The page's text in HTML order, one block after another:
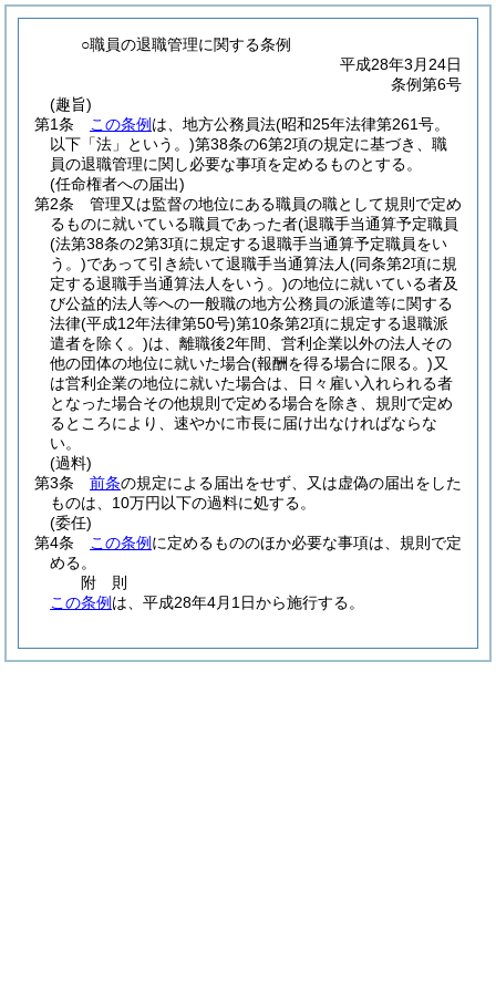
○職員の退職管理に関する条例
平成28年3月24日
条例第6号
(趣旨)
第1条
この条例 は、地方公務員法(昭和25年法律第261号。
以下「法」という。)第38条の6第2項の規定に基づき、職
員の退職管理に関し必要な事項を定めるものとする。
(任命権者への届出)
第2条
管理又は監督の地位にある職員の職として規則で定め
るものに就いている職員であった者(退職手当通算予定職員
(法第38条の2第3項に規定する退職手当通算予定職員をい
う。)であって引き続いて退職手当通算法人(同条第2項に規
定する退職手当通算法人をいう。)の地位に就いている者及
び公益的法人等への一般職の地方公務員の派遣等に関する
法律(平成12年法律第50号)第10条第2項に規定する退職派
遣者を除く。)は、離職後2年間、営利企業以外の法人その
他の団体の地位に就いた場合(報酬を得る場合に限る。)又
は営利企業の地位に就いた場合は、日々雇い入れられる者
となった場合その他規則で定める場合を除き、規則で定め
るところにより、速やかに市長に届け出なければならな
い。
(過料)
第3条
前条の規定による届出をせず、又は虚偽の届出をした
ものは、10万円以下の過料に処する。
(委任)
第4条
この条例 に定めるもののほか必要な事項は、規則で定
める。
附 則
この条例 は、平成28年4月1日から施行する。